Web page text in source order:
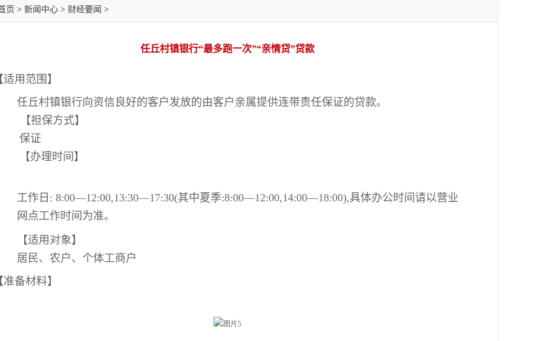
页 > 新闻中心 > 财经要闻 >
任丘村镇银行“最多跑一次”“亲情贷”贷款
适用范围】
任丘村镇银行向资信良好的客户发放的由客户亲属提供连带责任保证的贷款。
【担保方式】
保证
【办理时间】
工作日 : 8:00—12:00,13:30—17:30(其中夏季:8:00—12:00,14:00—18:00),具体办公时间请以营业
网点工作时间为准。
【适用对象】
居民、农户、个体工商户
准备材料】